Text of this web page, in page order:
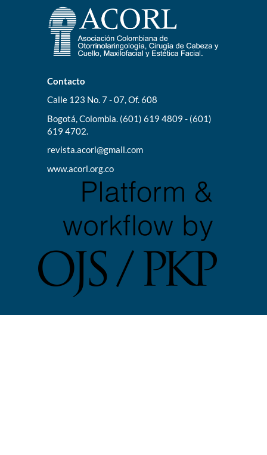
Contacto
Calle 123 No. 7 - 07, Of. 608
Bogotá, Colombia. (601) 619 4809 - (601)
619 4702.
revista.acorl@gmail.com
www.acorl.org.co